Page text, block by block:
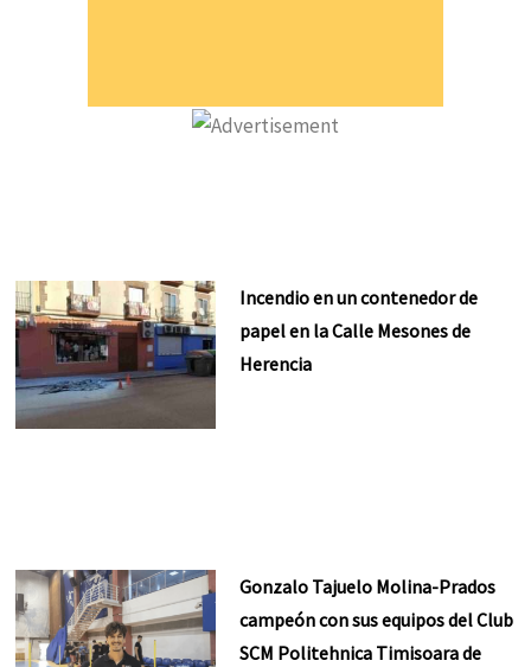
Incendio en un contenedor de
papel en la Calle Mesones de
Herencia
Gonzalo Tajuelo Molina-Prados
campeón con sus equipos del Club
SCM Politehnica Timisoara de